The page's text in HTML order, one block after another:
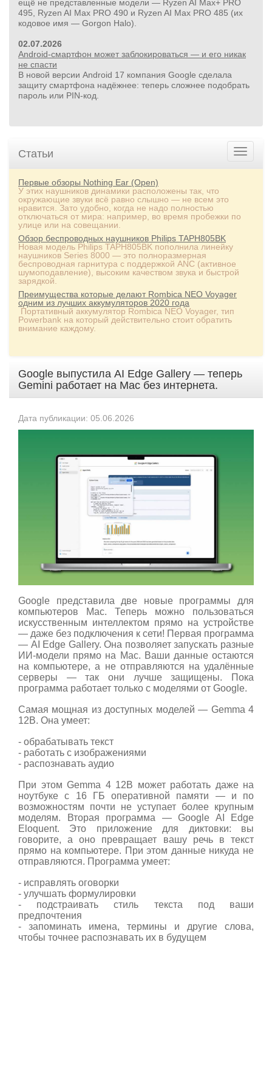
23 000руб.
Реноватор Milwaukee Fuel M18 2836-20, красный без АКБ
и ЗУ
ещё не представленные модели — Ryzen AI Max+ PRO
495, Ryzen AI Max PRO 490 и Ryzen AI Max PRO 485 (их
кодовое имя — Gorgon Halo).
02.07.2026
Android-смартфон может заблокироваться — и его никак
не спасти
В новой версии Android 17 компания Google сделала
защиту смартфона надёжнее: теперь сложнее подобрать
пароль или PIN‑код.
Статьи
Первые обзоры Nothing Ear (Open)
У этих наушников динамики расположены так, что
окружающие звуки всё равно слышно — не всем это
нравится. Зато удобно, когда не надо полностью
отключаться от мира: например, во время пробежки по
улице или на совещании.
Обзор беспроводных наушников Philips TAPH805BK
Новая модель Philips TAPH805BK пополнила линейку
наушников Series 8000 — это полноразмерная
беспроводная гарнитура с поддержкой ANC (активное
шумоподавление), высоким качеством звука и быстрой
зарядкой.
Преимущества которые делают Rombica NEO Voyager
одним из лучших аккумуляторов 2020 года
Портативный аккумулятор Rombica NEO Voyager, тип
Powerbank на который действительно стоит обратить
внимание каждому.
Google выпустила AI Edge Gallery — теперь
Gemini работает на Mac без интернета.
Дата публикации: 05.06.2026
Google представила две новые программы для
компьютеров Mac. Теперь можно пользоваться
искусственным интеллектом прямо на устройстве
— даже без подключения к сети! Первая программа
— AI Edge Gallery. Она позволяет запускать разные
ИИ‑модели прямо на Mac. Ваши данные остаются
на компьютере, а не отправляются на удалённые
серверы — так они лучше защищены. Пока
программа работает только с моделями от Google.
Самая мощная из доступных моделей — Gemma 4
12B. Она умеет:
- обрабатывать текст
- работать с изображениями
- распознавать аудио
При этом Gemma 4 12B может работать даже на
ноутбуке с 16 ГБ оперативной памяти — и по
возможностям почти не уступает более крупным
моделям. Вторая программа — Google AI Edge
Eloquent. Это приложение для диктовки: вы
говорите, а оно превращает вашу речь в текст
прямо на компьютере. При этом данные никуда не
отправляются. Программа умеет:
- исправлять оговорки
- улучшать формулировки
- подстраивать стиль текста под ваши
предпочтения
- запоминать имена, термины и другие слова,
чтобы точнее распознавать их в будущем